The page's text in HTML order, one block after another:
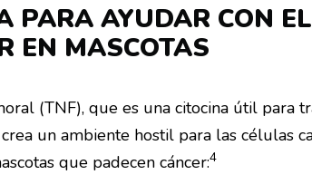
PARA AYUDAR CON EL
EN MASCOTAS
(TNF), que es una citocina útil para
un ambiente hostil para las células
que padecen cáncer:4